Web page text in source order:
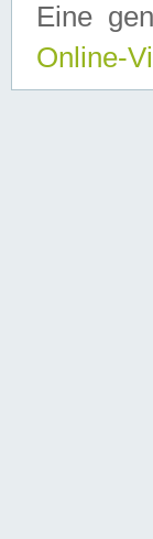
Eine
Online-